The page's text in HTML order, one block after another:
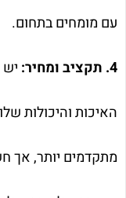
עם מומחים בתחום.
4. תקציב ומחיר:
האיכות והיכולות
מתקדמים יותר, אך